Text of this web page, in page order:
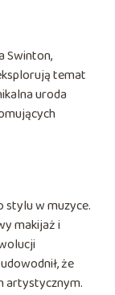
Swinton,
temat
uroda
stylu w muzyce.
makijaż i
że
artystycznym.